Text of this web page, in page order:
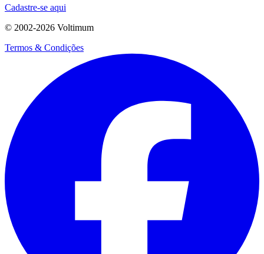
Cadastre-se aqui
© 2002-2026 Voltimum
Termos & Condições